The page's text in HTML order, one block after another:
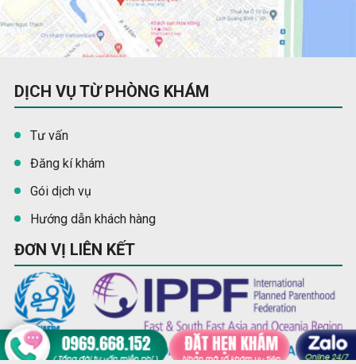
DỊCH VỤ TỪ PHÒNG KHÁM
Tư vấn
Đăng kí khám
Gói dịch vụ
Hướng dẫn khách hàng
ĐƠN VỊ LIÊN KẾT